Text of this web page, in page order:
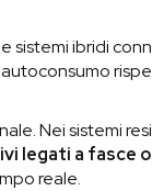
sistemi ibridi
Nei sistemi
legati a fasce
reale.